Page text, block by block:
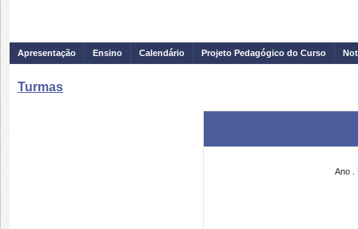
Apresentação Ensino Calendário Projeto Pedagógico do Curso
Turmas
Ano